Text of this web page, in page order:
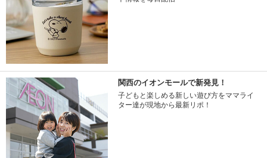
関西のイオンモールで新発見！
子どもと楽しめる新しい遊び方をママライ
ター達が現地から最新リポ！